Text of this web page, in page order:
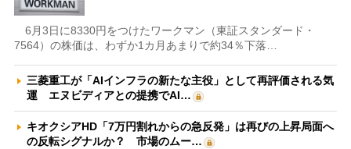
6月3日に8330円をつけたワークマン（東証スタンダード・
7564）の株価は、わずか1カ月あまりで約34％下落…
三菱重工が「AIインフラの新たな主役」として再評価される気
運 エヌビディアとの提携でAI…
キオクシアHD「7万円割れからの急反発」は再びの上昇局面へ
の反転シグナルか？ 市場のムー…